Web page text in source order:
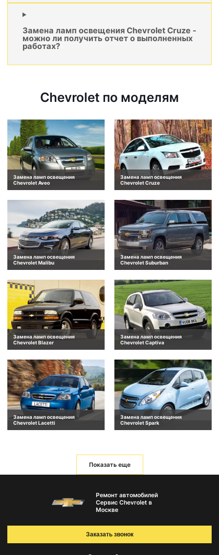
Замена ламп освещения Chevrolet Cruze -
можно ли получить отчет о выполненных
работах?
Chevrolet по моделям
Замена ламп освещения
Chevrolet Aveo
Замена ламп освещения
Chevrolet Cruze
Замена ламп освещения
Chevrolet Malibu
Замена ламп освещения
Chevrolet Suburban
Замена ламп освещения
Chevrolet Blazer
Замена ламп освещения
Chevrolet Captiva
Замена ламп освещения
Chevrolet Lacetti
Замена ламп освещения
Chevrolet Spark
Показать еще
Ремонт автомобилей
Сервис Chevrolet в
Москве
Заказать звонок